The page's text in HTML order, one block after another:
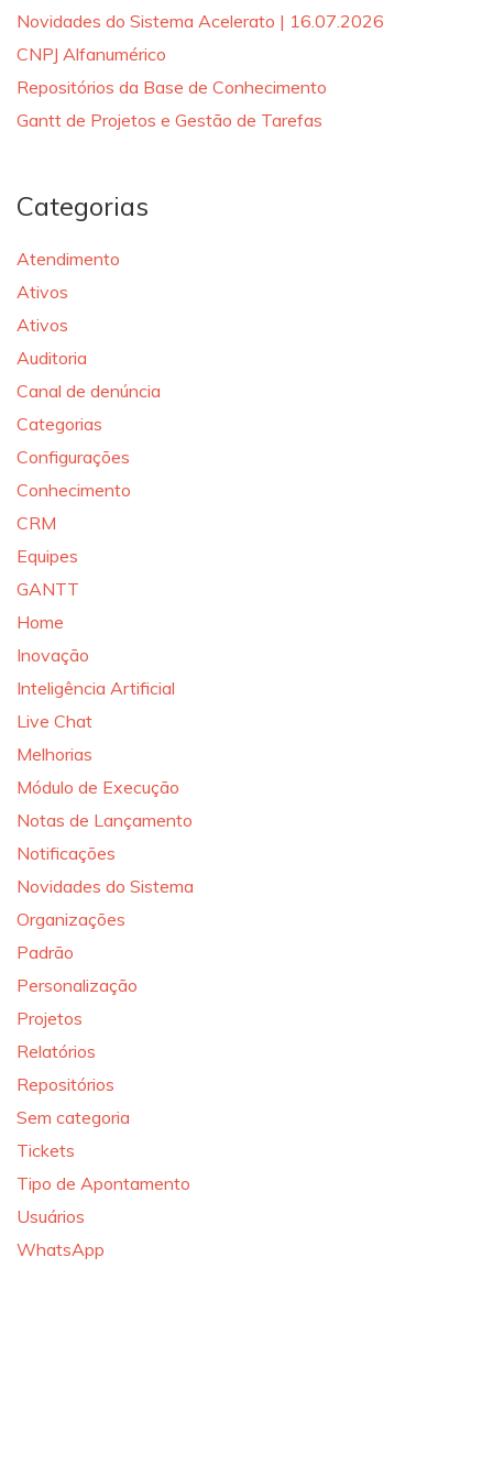
Novidades do Sistema Acelerato | 16.07.2026
CNPJ Alfanumérico
Repositórios da Base de Conhecimento
Gantt de Projetos e Gestão de Tarefas
Categorias
Atendimento
Ativos
Ativos
Auditoria
Canal de denúncia
Categorias
Configurações
Conhecimento
CRM
Equipes
GANTT
Home
Inovação
Inteligência Artificial
Live Chat
Melhorias
Módulo de Execução
Notas de Lançamento
Notificações
Novidades do Sistema
Organizações
Padrão
Personalização
Projetos
Relatórios
Repositórios
Sem categoria
Tickets
Tipo de Apontamento
Usuários
WhatsApp